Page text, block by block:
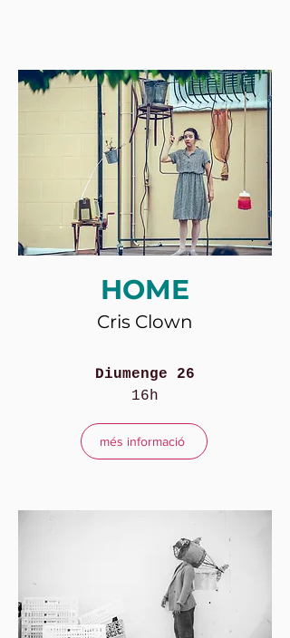
HOME
Cris Clown
Diumenge 26
16h
més informació